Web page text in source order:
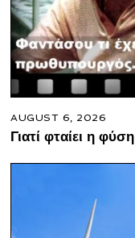
AUGUST 6, 2026
Γιατί φταίει η φύση